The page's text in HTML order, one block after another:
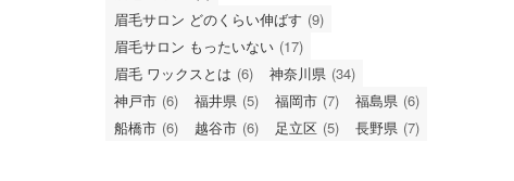
眉毛サロン どのくらい伸ばす (9)
眉毛サロン もったいない (17)
眉毛 ワックスとは (6) 神奈川県 (34)
神戸市 (6) 福井県 (5) 福岡市 (7) 福島県 (6)
船橋市 (6) 越谷市 (6) 足立区 (5) 長野県 (7)